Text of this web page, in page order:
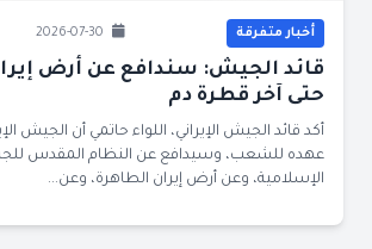
أخبار متفرقة
قائد الجيش: سندافع عن أرض
حتى آخر قطرة دم
أكد قائد الجيش الإيراني، اللواء حاتمي أن الجيش
عهده للشعب، وسيدافع عن النظام المقدس
الإسلامية، وعن أرض إيران الطاهرة، وعن...